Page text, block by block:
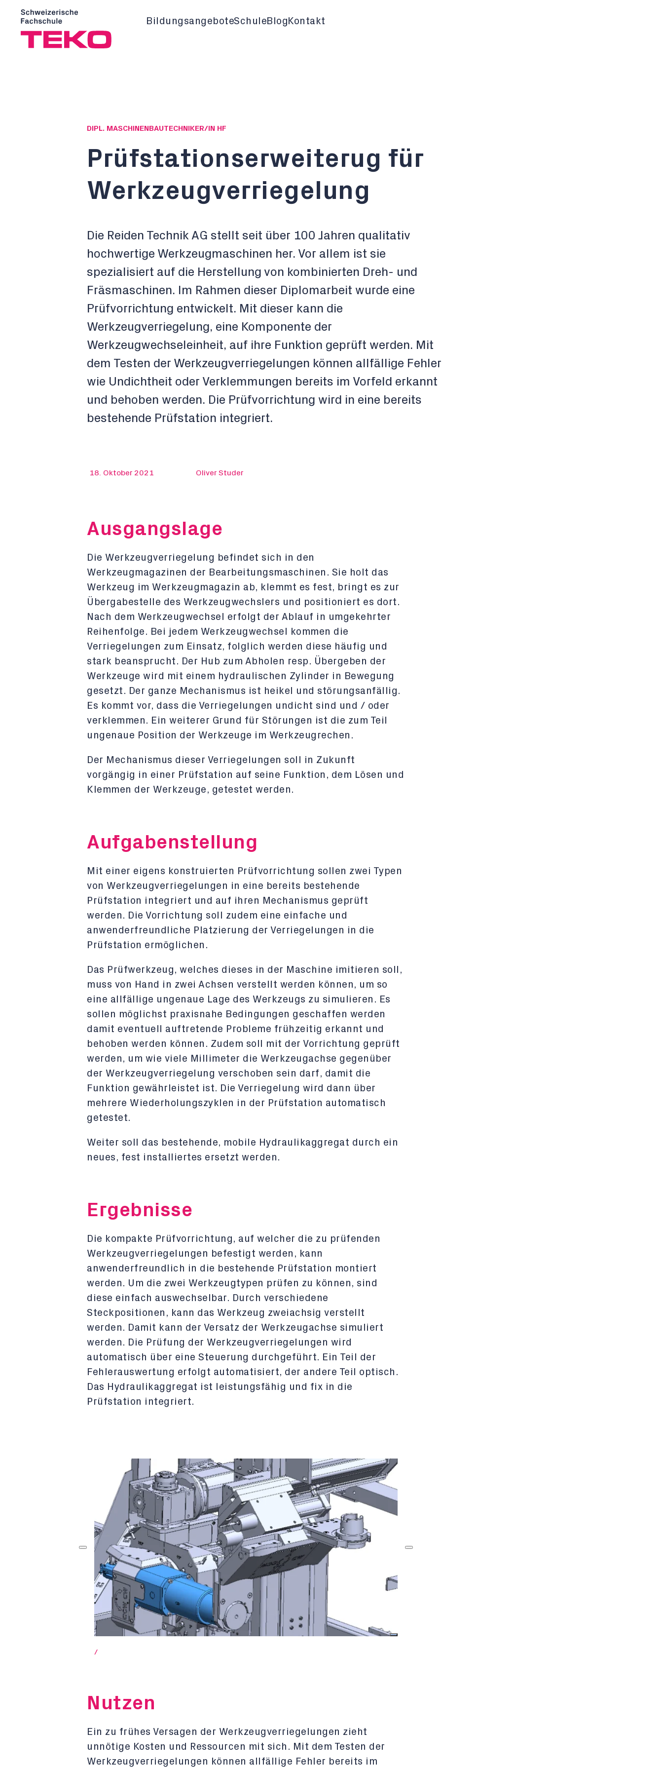
BildungsangeboteSchule Blog Kontakt
DIPL. MASCHINENBAUTECHNIKER/IN HF
Prüfstationserweiterug für
Werkzeugverriegelung
Die Reiden Technik AG stellt seit über 100 Jahren qualitativ
hochwertige Werkzeugmaschinen her. Vor allem ist sie
spezialisiert auf die Herstellung von kombinierten Dreh- und
Fräsmaschinen. Im Rahmen dieser Diplomarbeit wurde eine
Prüfvorrichtung entwickelt. Mit dieser kann die
Werkzeugverriegelung, eine Komponente der
Werkzeugwechseleinheit, auf ihre Funktion geprüft werden. Mit
dem Testen der Werkzeugverriegelungen können allfällige Fehler
wie Undichtheit oder Verklemmungen bereits im Vorfeld erkannt
und behoben werden. Die Prüfvorrichtung wird in eine bereits
bestehende Prüfstation integriert.
18. Oktober 2021 Oliver Studer
Ausgangslage
Die Werkzeugverriegelung befindet sich in den
Werkzeugmagazinen der Bearbeitungsmaschinen. Sie holt das
Werkzeug im Werkzeugmagazin ab, klemmt es fest, bringt es zur
Übergabestelle des Werkzeugwechslers und positioniert es dort.
Nach dem Werkzeugwechsel erfolgt der Ablauf in umgekehrter
Reihenfolge. Bei jedem Werkzeugwechsel kommen die
Verriegelungen zum Einsatz, folglich werden diese häufig und
stark beansprucht. Der Hub zum Abholen resp. Übergeben der
Werkzeuge wird mit einem hydraulischen Zylinder in Bewegung
gesetzt. Der ganze Mechanismus ist heikel und störungsanfällig.
Es kommt vor, dass die Verriegelungen undicht sind und / oder
verklemmen. Ein weiterer Grund für Störungen ist die zum Teil
ungenaue Position der Werkzeuge im Werkzeugrechen.
Der Mechanismus dieser Verriegelungen soll in Zukunft
vorgängig in einer Prüfstation auf seine Funktion, dem Lösen und
Klemmen der Werkzeuge, getestet werden.
Aufgabenstellung
Mit einer eigens konstruierten Prüfvorrichtung sollen zwei Typen
von Werkzeugverriegelungen in eine bereits bestehende
Prüfstation integriert und auf ihren Mechanismus geprüft
werden. Die Vorrichtung soll zudem eine einfache und
anwenderfreundliche Platzierung der Verriegelungen in die
Prüfstation ermöglichen.
Das Prüfwerkzeug, welches dieses in der Maschine imitieren soll,
muss von Hand in zwei Achsen verstellt werden können, um so
eine allfällige ungenaue Lage des Werkzeugs zu simulieren. Es
sollen möglichst praxisnahe Bedingungen geschaffen werden
damit eventuell auftretende Probleme frühzeitig erkannt und
behoben werden können. Zudem soll mit der Vorrichtung geprüft
werden, um wie viele Millimeter die Werkzeugachse gegenüber
der Werkzeugverriegelung verschoben sein darf, damit die
Funktion gewährleistet ist. Die Verriegelung wird dann über
mehrere Wiederholungszyklen in der Prüfstation automatisch
getestet.
Weiter soll das bestehende, mobile Hydraulikaggregat durch ein
neues, fest installiertes ersetzt werden.
Ergebnisse
Die kompakte Prüfvorrichtung, auf welcher die zu prüfenden
Werkzeugverriegelungen befestigt werden, kann
anwenderfreundlich in die bestehende Prüfstation montiert
werden. Um die zwei Werkzeugtypen prüfen zu können, sind
diese einfach auswechselbar. Durch verschiedene
Steckpositionen, kann das Werkzeug zweiachsig verstellt
werden. Damit kann der Versatz der Werkzeugachse simuliert
werden. Die Prüfung der Werkzeugverriegelungen wird
automatisch über eine Steuerung durchgeführt. Ein Teil der
Fehlerauswertung erfolgt automatisiert, der andere Teil optisch.
Das Hydraulikaggregat ist leistungsfähig und fix in die
Prüfstation integriert.
/
Nutzen
Ein zu frühes Versagen der Werkzeugverriegelungen zieht
unnötige Kosten und Ressourcen mit sich. Mit dem Testen der
Werkzeugverriegelungen können allfällige Fehler bereits im